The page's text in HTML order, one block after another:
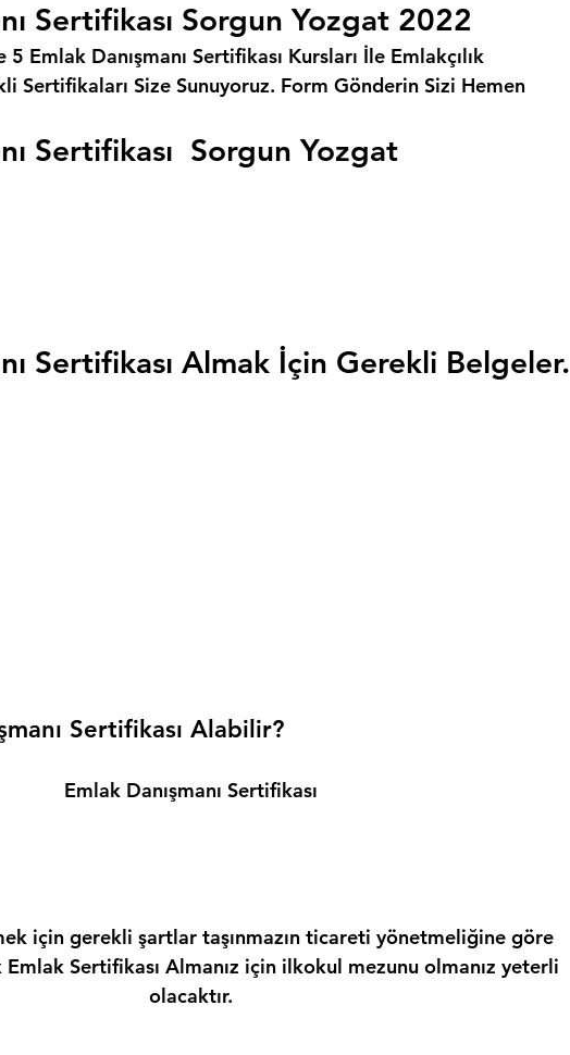
Sertifikası Sorgun Yozgat 2022
Emlak Danışmanı Sertifikası Kursları İle Emlakçılık
Sertifikaları Size Sunuyoruz. Form Gönderin Sizi Hemen
Sertifikası  Sorgun Yozgat
Sertifikası Almak İçin Gerekli Belgeler.
Sertifikası Alabilir?
Emlak Danışmanı Sertifikası
için gerekli şartlar taşınmazın ticareti yönetmeliğine göre
Sertifikası Almanız için ilkokul mezunu olmanız yeterli
olacaktır.